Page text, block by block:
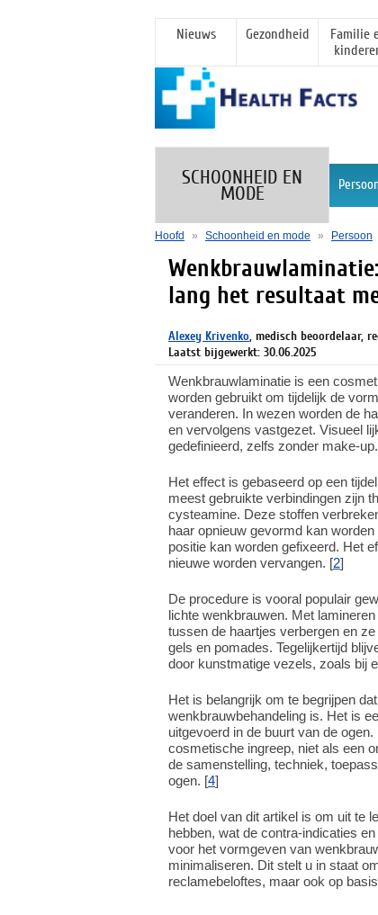
Nieuws Gezondheid
Familie
SCHOONHEID EN
MODE
Hoofd » Schoonheid en mode » Persoon
lang het resultaat
Alexey Krivenko, medisch beoordelaar,
Laatst bijgewerkt: 30.06.2025
Wenkbrauwlaminatie is een
worden gebruikt om tijdelijk de
veranderen. In wezen worden de
en vervolgens vastgezet. Visueel
gedefinieerd, zelfs zonder make-
Het effect is gebaseerd op een
meest gebruikte verbindingen zijn
cysteamine. Deze stoffen
haar opnieuw gevormd kan
positie kan worden gefixeerd. Het
nieuwe worden vervangen. [2]
De procedure is vooral populair
lichte wenkbrauwen. Met
tussen de haartjes verbergen en
gels en pomades. Tegelijkertijd
door kunstmatige vezels, zoals bij
Het is belangrijk om te begrijpen
wenkbrauwbehandeling is. Het is
uitgevoerd in de buurt van de
cosmetische ingreep, niet als een
de samenstelling, techniek,
ogen. [4]
Het doel van dit artikel is om uit te
hebben, wat de contra-indicaties
voor het vormgeven van
minimaliseren. Dit stelt u in staat
reclamebeloftes, maar ook op